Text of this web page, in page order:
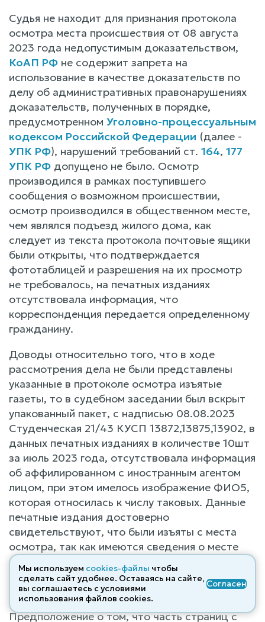
Судья не находит для признания протокола
осмотра места происшествия от 08 августа
2023 года недопустимым доказательством,
КоАП РФ не содержит запрета на
использование в качестве доказательств по
делу об административных правонарушениях
доказательств, полученных в порядке,
предусмотренном Уголовно-процессуальным
кодексом Российской Федерации (далее -
УПК РФ), нарушений требований ст. 164, 177
УПК РФ допущено не было. Осмотр
производился в рамках поступившего
сообщения о возможном происшествии,
осмотр производился в общественном месте,
чем являлся подъезд жилого дома, как
следует из текста протокола почтовые ящики
были открыты, что подтверждается
фототаблицей и разрешения на их просмотр
не требовалось, на печатных изданиях
отсутствовала информация, что
корреспонденция передается определенному
гражданину.
Доводы относительно того, что в ходе
рассмотрения дела не были представлены
указанные в протоколе осмотра изъятые
газеты, то в судебном заседании был вскрыт
упакованный пакет, с надписью 08.08.2023
Студенческая 21/43 КУСП 13872,13875,13902, в
данных печатных изданиях в количестве 10шт
за июль 2023 года, отсутствовала информация
об аффилированном с иностранным агентом
лицом, при этом имелось изображение ФИО5,
которая относилась к числу таковых. Данные
печатные издания достоверно
свидетельствуют, что были изъяты с места
осмотра, так как имеются сведения о месте
изъятия, дате и номере материала проверки,
соответствующего и зарегистрированного по
поступившему сообщению.
Предположение о том, что часть страниц с
Мы используем cookies-файлы чтобы
сделать сайт удобнее. Оставаясь на сайте,
вы соглашаетесь с условиями
использования файлов cооkies.
Согласен